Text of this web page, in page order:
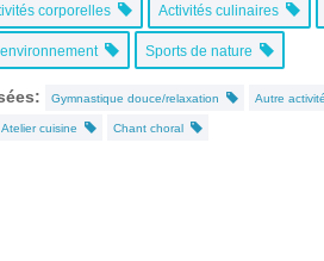
corporelles Activités culinaires
Sports de nature
Gymnastique douce/relaxation Autre
Atelier cuisine Chant choral